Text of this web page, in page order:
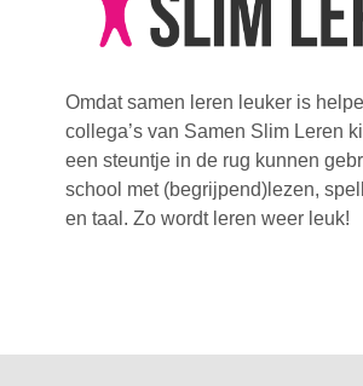
Omdat samen leren leuker is
collega’s van Samen Slim Leren
een steuntje in de rug kunnen
school met (begrijpend)lezen,
en taal. Zo wordt leren weer leuk!